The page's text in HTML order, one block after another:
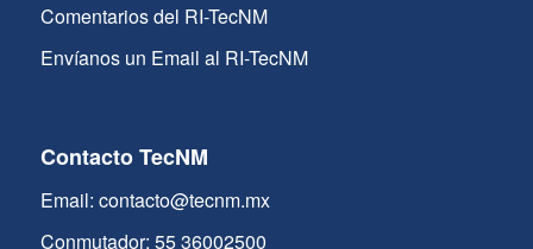
Comentarios del RI-TecNM
Envíanos un Email al RI-TecNM
Contacto TecNM
Email: contacto@tecnm.mx
Conmutador: 55 36002500